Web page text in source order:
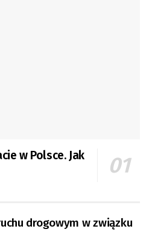
w Polsce. Jak
drogowym w związku